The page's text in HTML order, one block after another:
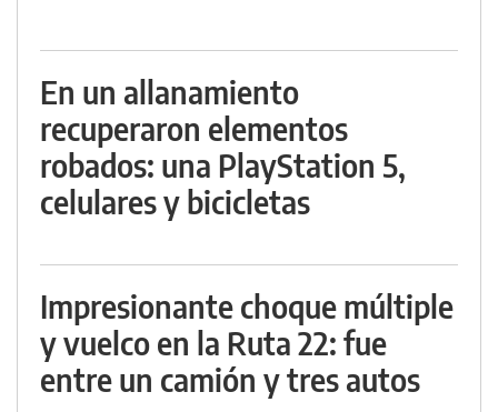
En un allanamiento
recuperaron elementos
robados: una PlayStation 5,
celulares y bicicletas
Impresionante choque múltiple
y vuelco en la Ruta 22: fue
entre un camión y tres autos